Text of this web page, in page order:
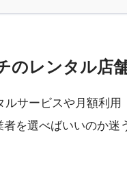
のレンタル店
ルサービスや月額利
を選べばいいのか迷